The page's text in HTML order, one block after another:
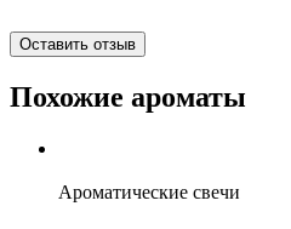
Оставить отзыв
Похожие ароматы
Ароматические свечи